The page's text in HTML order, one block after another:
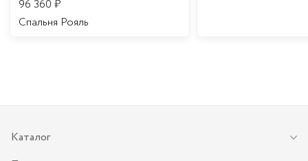
96 360 ₽
Спальня Рояль
Каталог